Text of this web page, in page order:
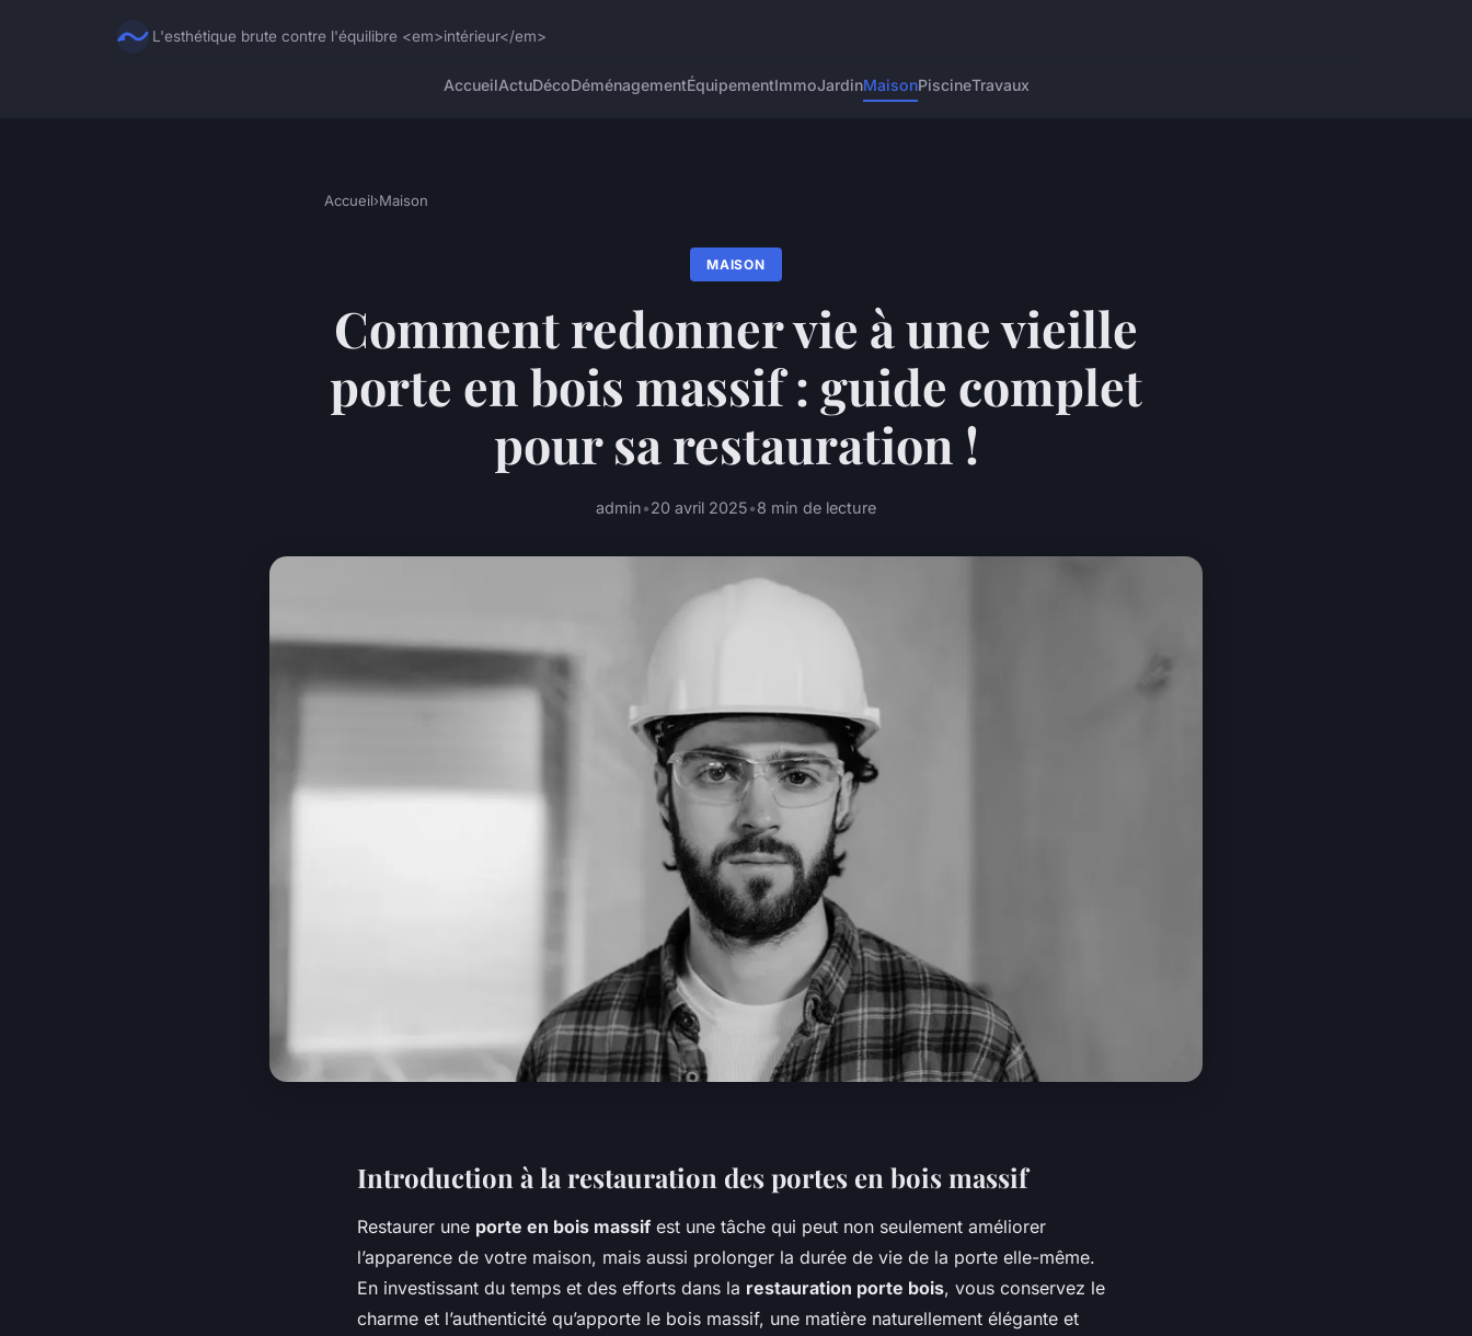
L'esthétique brute contre l'équilibre <em>intérieur</em>
AccueilActuDécoDéménagementÉquipementImmoJardinMaisonPiscineTravaux
Accueil›Maison
MAISON
Comment redonner vie à une vieille
porte en bois massif : guide complet
pour sa restauration !
admin•20 avril 2025•8 min de lecture
Introduction à la restauration des portes en bois massif
Restaurer une porte en bois massif est une tâche qui peut non seulement améliorer
l’apparence de votre maison, mais aussi prolonger la durée de vie de la porte elle-même.
En investissant du temps et des efforts dans la restauration porte bois, vous conservez le
charme et l’authenticité qu’apporte le bois massif, une matière naturellement élégante et